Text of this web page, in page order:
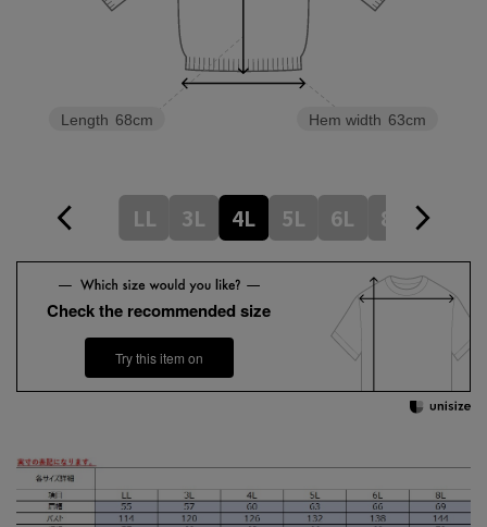
Hem width 63cm
Length 68cm
LL 3L 4L 5L 6L 8L
Check the recommended size
Try this item on